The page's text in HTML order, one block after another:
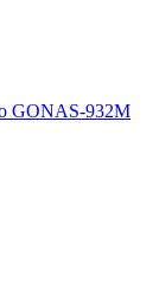
GONAS-932M